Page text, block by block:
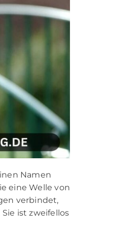
Namen
eine Welle von
verbindet,
ist zweifellos